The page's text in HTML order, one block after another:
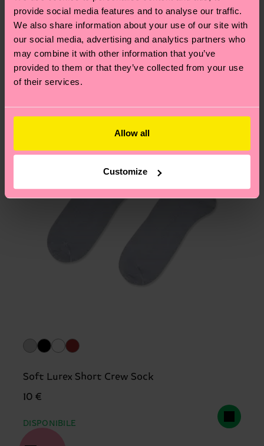
provide social media features and to analyse our traffic.
We also share information about your use of our site with
our social media, advertising and analytics partners who
may combine it with other information that you’ve
provided to them or that they’ve collected from your use
of their services.
Allow all
Customize
tutti i nostri segreti (e qualche dritta utile)? Dai
un’occhiata alla nostra pagina sulla sostenibilità!
consegna effettiva dipende dai servizi postali
locali.
Hai domande sui resi? Visita la nostra pagina
per trovare le risposte alle domande più comuni.
Secondo noi, ti piaceràPattern simili
Novità
Soft Lurex Short Crew Sock
10 €
DISPONIBILE